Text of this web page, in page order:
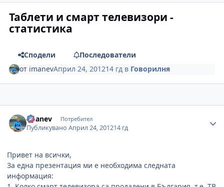
Таблети и смарт телевизори -
статистика
Сподели
Последователи
от imanevАприл 24, 201214 гд в Говорилня
imanev Потребител
ПубликуваноАприл 24, 201214 гд
Привет на всички,
За една презентация ми е необходима следната
информация: